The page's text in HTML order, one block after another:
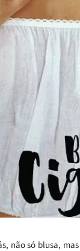
não só blusa,